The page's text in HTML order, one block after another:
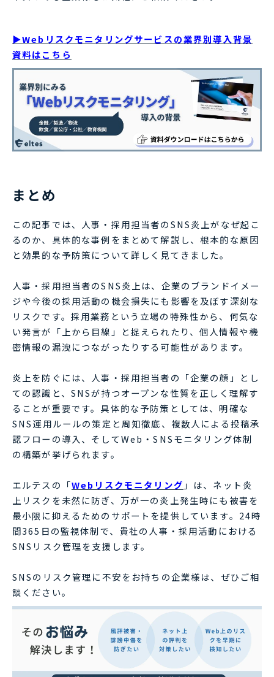
▶Webリスクモニタリングサービスの業界別導入背景
資料はこちら
まとめ
この記事では、人事・採用担当者のSNS炎上がなぜ起こ
るのか、具体的な事例をまとめて解説し、根本的な原因
と効果的な予防策について詳しく見てきました。
人事・採用担当者のSNS炎上は、企業のブランドイメー
ジや今後の採用活動の機会損失にも影響を及ぼす深刻な
リスクです。採用業務という立場の特殊性から、何気な
い発言が「上から目線」と捉えられたり、個人情報や機
密情報の漏洩につながったりする可能性があります。
炎上を防ぐには、人事・採用担当者の「企業の顔」とし
ての認識と、SNSが持つオープンな性質を正しく理解す
ることが重要です。具体的な予防策としては、明確な
SNS運用ルールの策定と周知徹底、複数人による投稿承
認フローの導入、そしてWeb・SNSモニタリング体制
の構築が挙げられます。
エルテスの「Webリスクモニタリング 」は、ネット炎
上リスクを未然に防ぎ、万が一の炎上発生時にも被害を
最小限に抑えるためのサポートを提供しています。24時
間365日の監視体制で、貴社の人事・採用活動における
SNSリスク管理を支援します。
SNSのリスク管理に不安をお持ちの企業様は、ぜひご相
談ください。